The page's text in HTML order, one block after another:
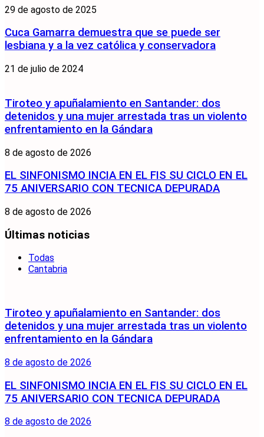
29 de agosto de 2025
Cuca Gamarra demuestra que se puede ser
lesbiana y a la vez católica y conservadora
21 de julio de 2024
Tiroteo y apuñalamiento en Santander: dos
detenidos y una mujer arrestada tras un violento
enfrentamiento en la Gándara
8 de agosto de 2026
EL SINFONISMO INCIA EN EL FIS SU CICLO EN EL
75 ANIVERSARIO CON TECNICA DEPURADA
8 de agosto de 2026
Últimas noticias
Todas
Cantabria
Tiroteo y apuñalamiento en Santander: dos
detenidos y una mujer arrestada tras un violento
enfrentamiento en la Gándara
8 de agosto de 2026
EL SINFONISMO INCIA EN EL FIS SU CICLO EN EL
75 ANIVERSARIO CON TECNICA DEPURADA
8 de agosto de 2026